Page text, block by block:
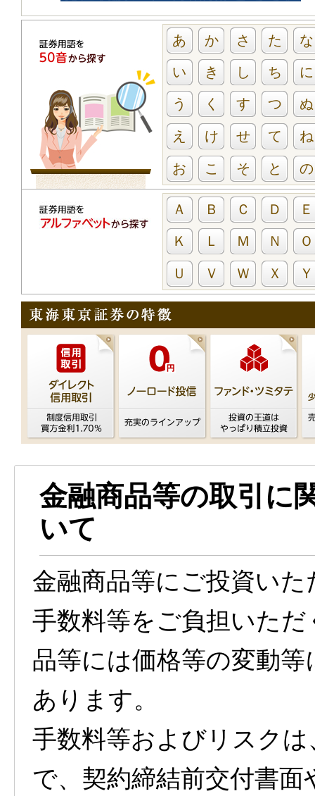
あ か さ た な
い き し ち に
う く す つ ぬ
え け せ て ね
お こ そ と の
Ａ Ｂ Ｃ Ｄ Ｅ
Ｋ Ｌ Ｍ Ｎ Ｏ
Ｕ Ｖ Ｗ Ｘ Ｙ
金融商品等の取引に
いて
金融商品等にご投資い
手数料等をご負担いた
品等には価格等の変動
あります。
手数料等およびリスク
で、契約締結前交付書